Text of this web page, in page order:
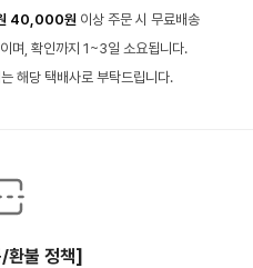
40,000원 이상 주문 시 무료배송
이며, 확인까지 1~3일 소요됩니다.
해당 택배사로 부탁드립니다.
환불 정책]